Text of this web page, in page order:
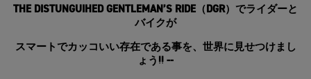
THE DISTUNGUIHED GENTLEMAN’S RIDE （DGR）でライダーと
バイクが
スマートでカッコいい存在である事を、世界に見せつけまし
ょう!! --